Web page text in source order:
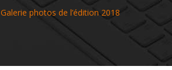
Galerie photos de l’édition 2018